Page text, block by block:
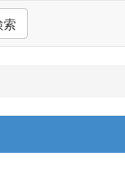
索